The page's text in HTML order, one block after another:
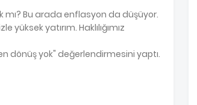
mı? Bu arada enflasyon da düşüyor.
yatırım. Haklılığımız
dönüş yok" değerlendirmesini yaptı.